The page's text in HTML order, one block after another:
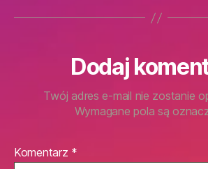
Dodaj
Twój adres e-mail nie zostanie
Wymagane pola są
Komentarz *